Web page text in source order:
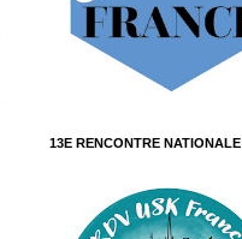
13E RENCONTRE NATIONALE